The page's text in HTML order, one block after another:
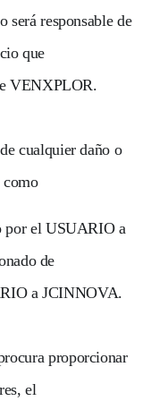
será responsable de
que
VENXPLOR.
cualquier daño o
como
por el USUARIO a
de
a JCINNOVA.
proporcionar
el